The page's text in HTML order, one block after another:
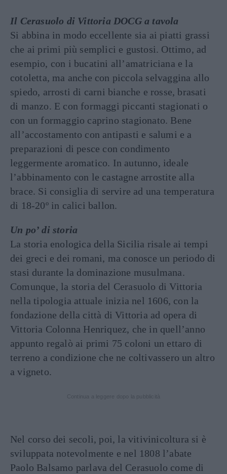
Il Cerasuolo di Vittoria DOCG a tavola
Si abbina in modo eccellente sia ai piatti grassi
che ai primi più semplici e gustosi. Ottimo, ad
esempio, con i bucatini all’amatriciana e la
cotoletta, ma anche con piccola selvaggina allo
spiedo, arrosti di carni bianche e rosse, brasati
di manzo. E con formaggi piccanti stagionati o
con un formaggio caprino stagionato. Bene
all’accostamento con antipasti e salumi e a
preparazioni di pesce con condimento
leggermente aromatico. In autunno, ideale
l’abbinamento con le castagne arrostite alla
brace. Si consiglia di servire ad una temperatura
di 18-20º in calici ballon.
Un po’ di storia
La storia enologica della Sicilia risale ai tempi
dei greci e dei romani, ma conosce un periodo di
stasi durante la dominazione musulmana.
Comunque, la storia del Cerasuolo di Vittoria
nella tipologia attuale inizia nel 1606, con la
fondazione della città di Vittoria ad opera di
Vittoria Colonna Henriquez, che in quell’anno
appunto regalò ai primi 75 coloni un ettaro di
terreno a condizione che ne coltivassero un altro
a vigneto.
Nel corso dei secoli, poi, la vitivinicoltura si è
sviluppata notevolmente e nel 1808 l’abate
Paolo Balsamo parlava del Cerasuolo come di